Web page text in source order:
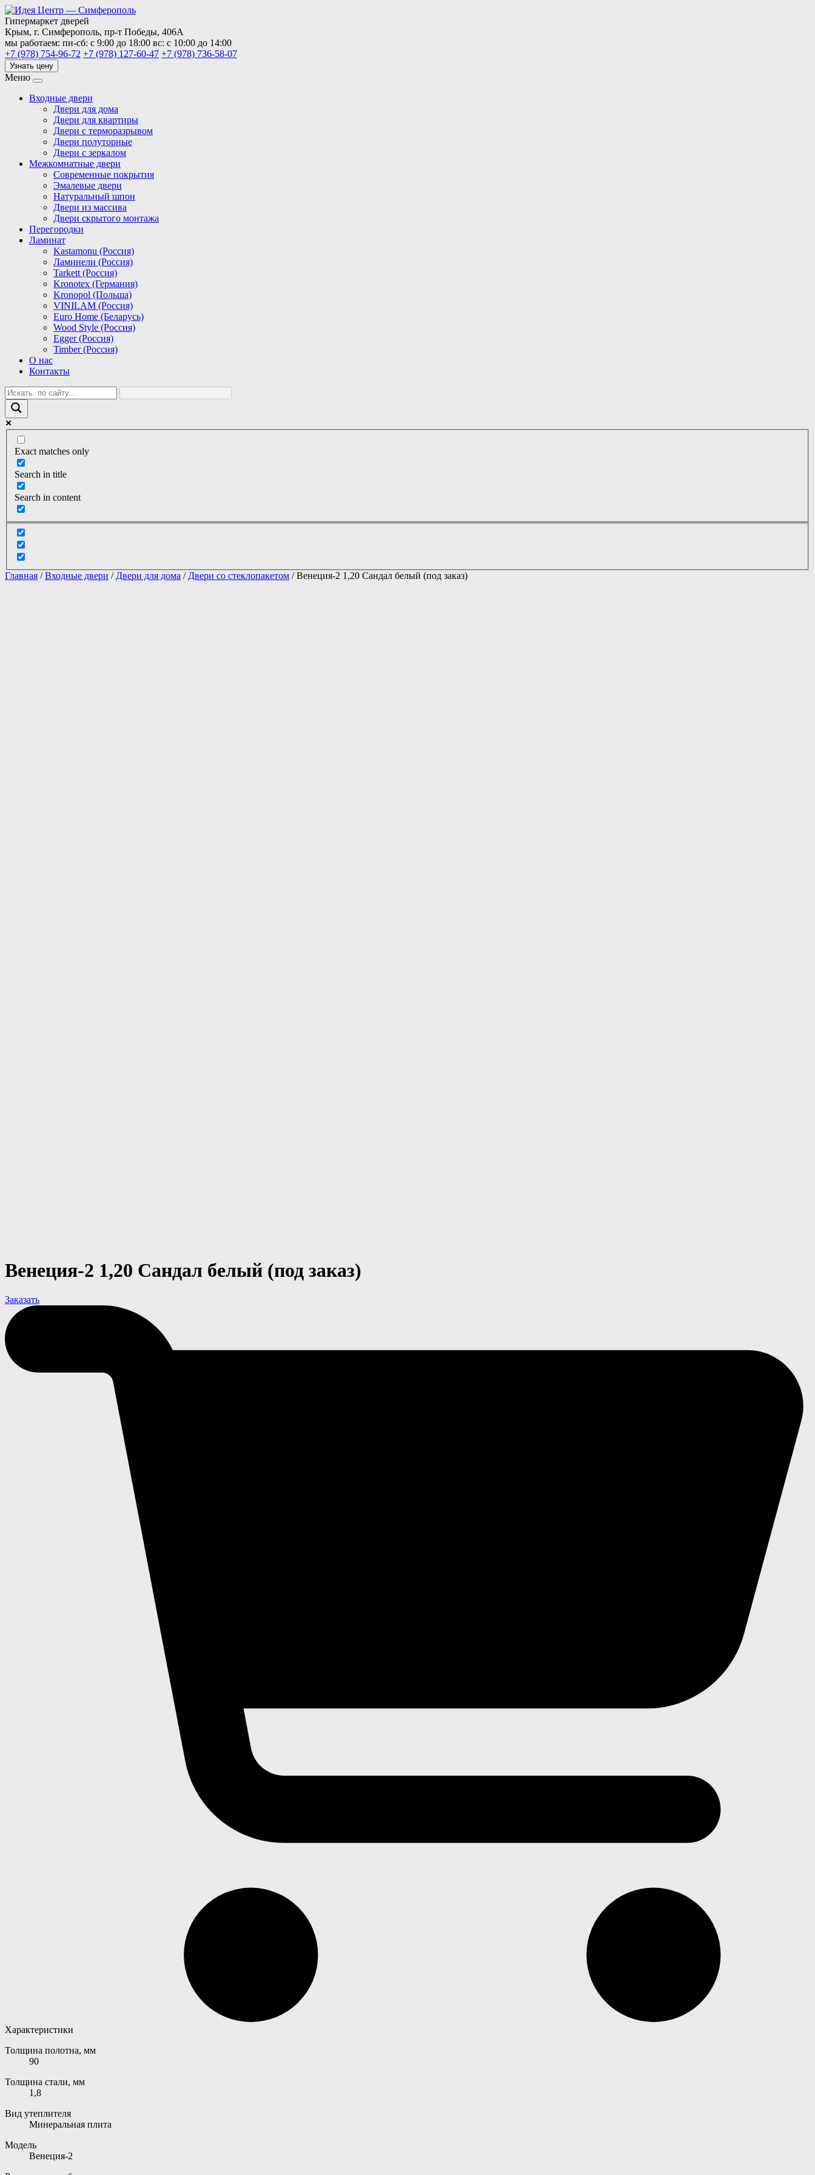
Гипермаркет дверей
Крым, г. Симферополь, пр-т Победы, 406А
мы работаем: пн-сб: с 9:00 до 18:00 вс: с 10:00 до 14:00
+7 (978) 754-96-72 +7 (978) 127-60-47 +7 (978) 736-58-07
Узнать цену
Меню
Входные двери
Двери для дома
Двери для квартиры
Двери с терморазрывом
Двери полуторные
Двери с зеркалом
Межкомнатные двери
Современные покрытия
Эмалевые двери
Натуральный шпон
Двери из массива
Двери скрытого монтажа
Перегородки
Ламинат
Kastamonu (Россия)
Ламинели (Россия)
Tarkett (Россия)
Kronotex (Германия)
Kronopol (Польша)
VINILAM (Россия)
Euro Home (Беларусь)
Wood Style (Россия)
Egger (Россия)
Timber (Россия)
О нас
Контакты
Exact matches only
Search in title
Search in content
Главная /Входные двери / Двери для дома / Двери со стеклопакетом / Венеция-2 1,20 Сандал белый (под заказ)
Венеция-2 1,20 Сандал белый (под заказ)
Заказать
Характеристики
Толщина полотна, мм
90
Толщина стали, мм
1,8
Вид утеплителя
Минеральная плита
Модель
Венеция-2